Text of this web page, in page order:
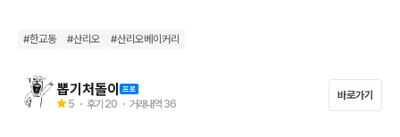
#한교동 #산리오 #산리오베이커리
뽑기처돌이
5 ・ 후기 20 ・ 거래내역 36
바로가기